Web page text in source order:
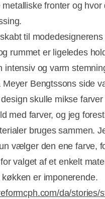
fronter og
til
rummet er ligeledes
intensiv og varm
Meyer Bengtssons side
skulle mikse
med farver, og jeg
bruges sammen.
vælger den ene farve,
valget af et enkelt
er imponerende.
da/stories/